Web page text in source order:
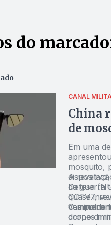
do
CANAL
China
de
Em uma
mosquito,
Defesa
CCTV7,
vez
A
da guerra
quase
campo de
drones
O
corpo